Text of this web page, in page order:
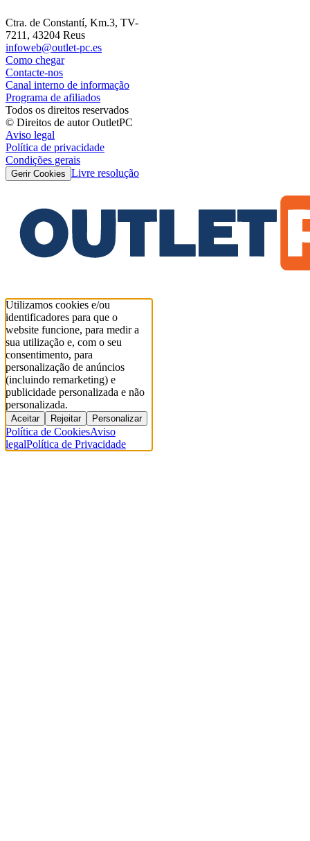
Ctra. de Constantí, Km.3, TV-
7211, 43204 Reus
infoweb@outlet-pc.es
Como chegar
Contacte-nos
Canal interno de informação
Programa de afiliados
Todos os direitos reservados
© Direitos de autor OutletPC
Aviso legal
Política de privacidade
Condições gerais
Gerir Cookies Livre resolução
Utilizamos cookies e/ou
identificadores para que o
website funcione, para medir a
sua utilização e, com o seu
consentimento, para
personalização de anúncios
(incluindo remarketing) e
publicidade personalizada e não
personalizada.
Aceitar Rejeitar Personalizar
Política de CookiesAviso
legalPolítica de Privacidade